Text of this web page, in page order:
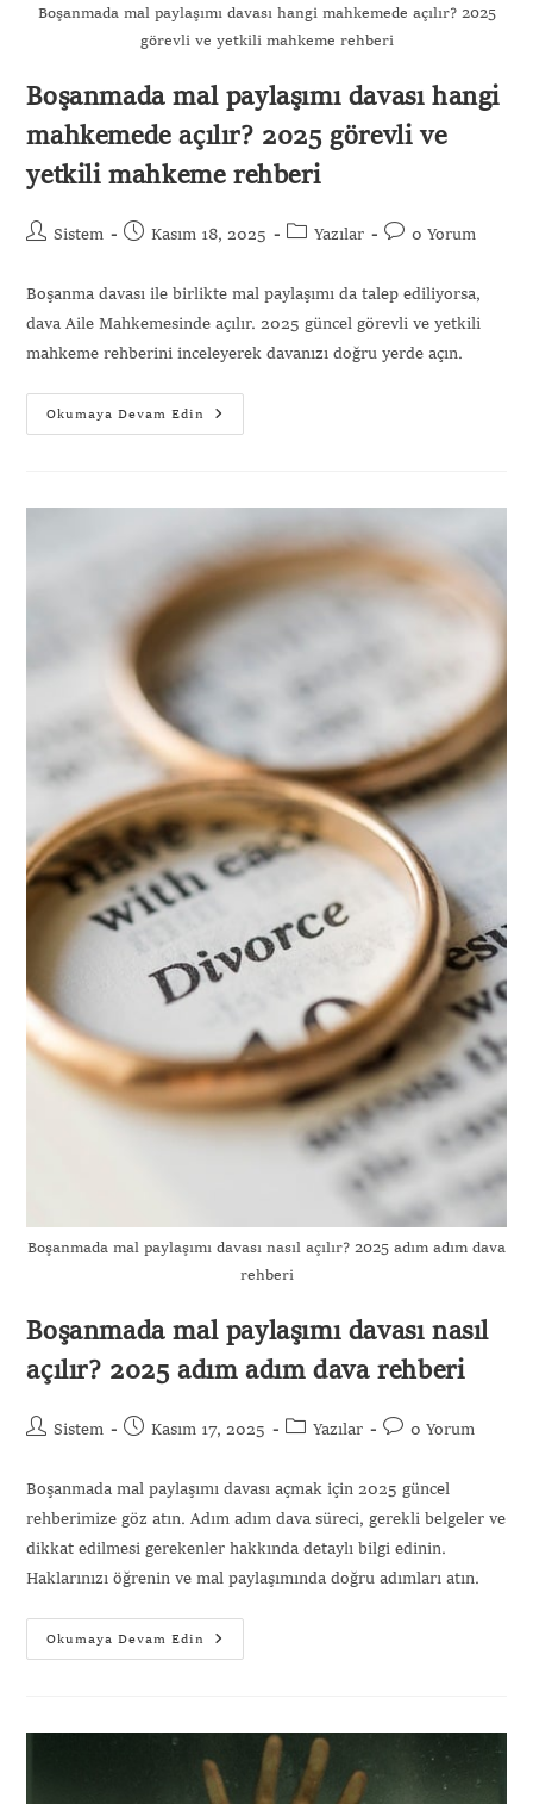
Boşanmada mal paylaşımı davası hangi mahkemede açılır? 2025
görevli ve yetkili mahkeme rehberi
Boşanmada mal paylaşımı davası hangi
mahkemede açılır? 2025 görevli ve
yetkili mahkeme rehberi
Sistem Kasım 18, 2025 Yazılar 0 Yorum
Boşanma davası ile birlikte mal paylaşımı da talep ediliyorsa,
dava Aile Mahkemesinde açılır. 2025 güncel görevli ve yetkili
mahkeme rehberini inceleyerek davanızı doğru yerde açın.
Okumaya Devam Edin
Boşanmada mal paylaşımı davası nasıl açılır? 2025 adım adım dava
rehberi
Boşanmada mal paylaşımı davası nasıl
açılır? 2025 adım adım dava rehberi
Sistem Kasım 17, 2025 Yazılar 0 Yorum
Boşanmada mal paylaşımı davası açmak için 2025 güncel
rehberimize göz atın. Adım adım dava süreci, gerekli belgeler ve
dikkat edilmesi gerekenler hakkında detaylı bilgi edinin.
Haklarınızı öğrenin ve mal paylaşımında doğru adımları atın.
Okumaya Devam Edin